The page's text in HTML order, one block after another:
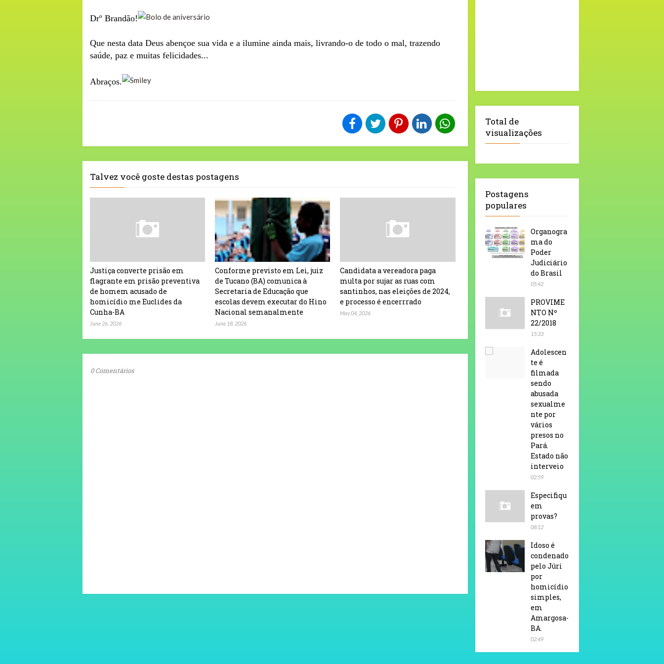
Drº Brandão!
Que nesta data Deus abençoe sua vida e a ilumine ainda mais, livrando-o de todo o mal, trazendo
saúde, paz e muitas felicidades...
Abraços.
Talvez você goste destas postagens
Justiça converte prisão em
flagrante em prisão preventiva
de homem acusado de
homicídio me Euclides da
Cunha-BA
June 26, 2026
Conforme previsto em Lei, juiz
de Tucano (BA) comunica à
Secretaria de Educação que
escolas devem executar do Hino
Nacional semanalmente
June 18, 2026
Candidata a vereadora paga
multa por sujar as ruas com
santinhos, nas eleições de 2024,
e processo é encerrrado
May 04, 2026
0 Comentários
Total de
visualizações
Postagens
populares
Organogra
ma do
Poder
Judiciário
do Brasil
05:42
PROVIME
NTO Nº
22/2018
15:33
Adolescen
te é
filmada
sendo
abusada
sexualme
nte por
vários
presos no
Pará.
Estado não
interveio
02:59
Especifiqu
em
provas?
08:12
Idoso é
condenado
pelo Júri
por
homicídio
simples,
em
Amargosa-
BA.
02:49